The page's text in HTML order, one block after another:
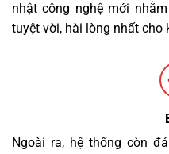
nhật công nghệ mới
tuyệt vời, hài lòng nhất cho
Ngoài ra, hệ thống còn